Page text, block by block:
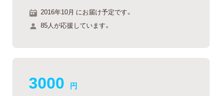
2016年10月 にお届け予定です。
85人が応援しています。
3000 円